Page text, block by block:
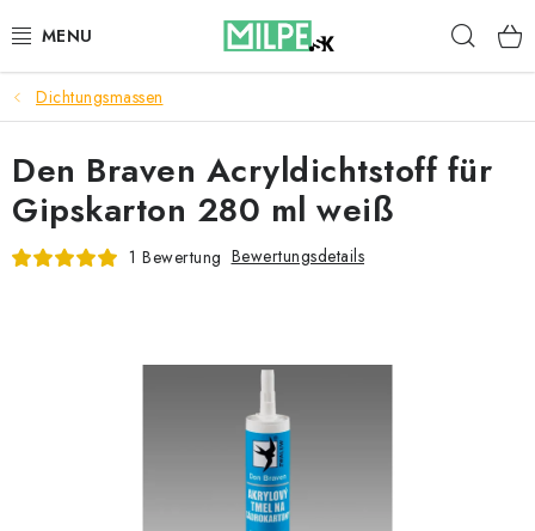
Inhalt
DACHFENSTER
DACHBODENTREPPE
HAUS UND GARTEN
Reklamationen und Rücksendungen
Richtlinien zur Verwendung von Cookies
Dichtungsmassen
Den Braven Acryldichtstoff für
Gipskarton 280 ml weiß
1 Bewertung Bewertungsdetails